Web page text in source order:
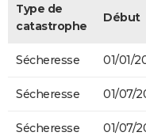
Type de
catastrophe
Début
Sécheresse 01/01/
Sécheresse 01/07/
Sécheresse 01/07/